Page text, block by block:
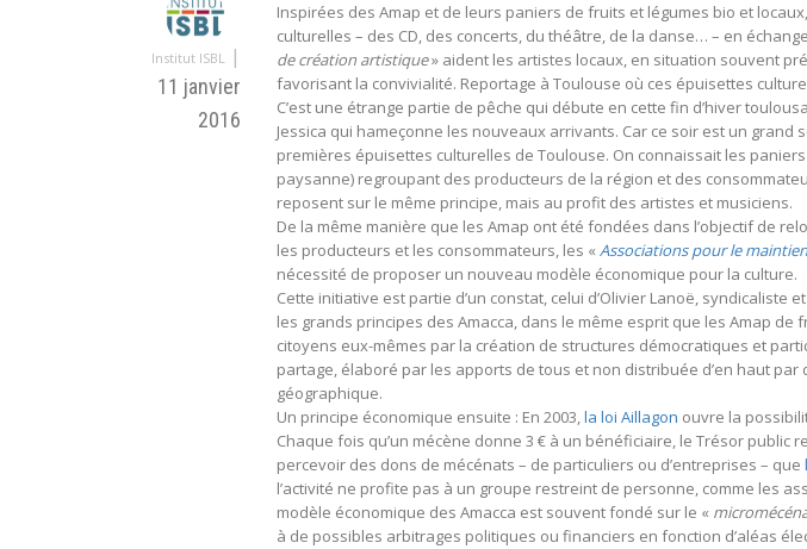
Institut ISBL |
11 janvier
2016
Inspirées des Amap et de leurs paniers de fruits et légumes bio et
culturelles – des CD, des concerts, du théâtre, de la danse… – en
de création artistique» aident les artistes locaux, en situation souvent
favorisant la convivialité. Reportage à Toulouse où ces épuisettes
C’est une étrange partie de pêche qui débute en cette fin d’hiver
Jessica qui hameçonne les nouveaux arrivants. Car ce soir est un grand
premières épuisettes culturelles de Toulouse. On connaissait les
paysanne) regroupant des producteurs de la région et des
reposent sur le même principe, mais au profit des artistes et musiciens.
De la même manière que les Amap ont été fondées dans l’objectif de
les producteurs et les consommateurs, les « Associations pour le
nécessité de proposer un nouveau modèle économique pour la culture.
Cette initiative est partie d’un constat, celui d’Olivier Lanoë, syndicaliste
les grands principes des Amacca, dans le même esprit que les Amap
citoyens eux-mêmes par la création de structures démocratiques et
partage, élaboré par les apports de tous et non distribuée d’en haut
géographique.
Un principe économique ensuite : En 2003,la loi Aillagon ouvre la
Chaque fois qu’un mécène donne 3 € à un bénéficiaire, le Trésor public
percevoir des dons de mécénats – de particuliers ou d’entreprises – que
l’activité ne profite pas à un groupe restreint de personne, comme les
modèle économique des Amacca est souvent fondé sur le «
à de possibles arbitrages politiques ou financiers en fonction d’aléas